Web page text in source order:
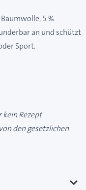
5 %
an und schützt
Sport.
Rezept
den gesetzlichen